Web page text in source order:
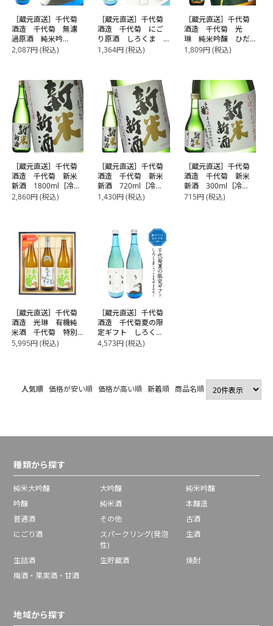
［蔵元直送］千代菊
酒造 千代菊 無濾
過原酒 純米吟
醸 う 720ml
2,087円(税込)
［蔵元直送］千代菊
酒造 千代菊 にご
り原酒 しろくま
720ml
1,364円(税込)
［蔵元直送］千代菊
酒造 千代菊 光
琳 純米吟醸 ひだ
ほまれ ひやおろ
出荷】
1,809円(税込)
［蔵元直送］千代菊
酒造 千代菊 新米
新酒 1800ml［冷
蔵］【3～4営業日以
2,860円(税込)
［蔵元直送］千代菊
酒造 千代菊 新米
新酒 720ml［冷
蔵］【3～4営業日以
1,430円(税込)
［蔵元直送］千代菊
酒造 千代菊 新米
新酒 300ml［冷
蔵］【3～4営業日以
715円(税込)
［蔵元直送］千代菊
酒造 光琳 有機純
米酒 千代菊 特別
栽培米720ml×3本セ
5,995円(税込)
［蔵元直送］千代菊
酒造 千代菊夏の限
定ギフト しろく
ま・う 720ml×2本
4,573円(税込)
人気順 価格が安い順 価格が高い順 新着順 商品名順
種類から探す
純米大吟醸 大吟醸
純米吟醸
吟醸
純米酒
本醸造
普通酒
その他
古酒
にごり酒
スパークリング(発泡
性)
生酒
生詰酒 生貯蔵酒
焼酎
梅酒・果実酒・甘酒
地域から探す